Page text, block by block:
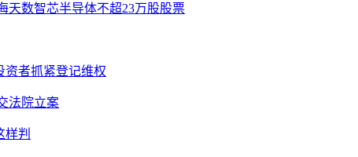
天数智芯半导体不超23万股股票
资者抓紧登记维权
法院立案
样判